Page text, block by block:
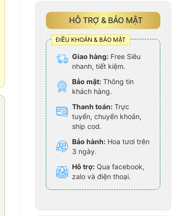
HỖ TRỢ & BẢO MẬT
ĐIỀU KHOẢN & BẢO MẬT
Giao hàng: Free Siêu
nhanh, tiết kiệm.
Bảo mật: Thông tin
khách hàng.
Thanh toán: Trực
tuyến, chuyển khoản,
ship cod.
Bảo hành: Hoa tươi trên
3 ngày.
Hỗ trợ: Qua facebook,
zalo và điện thoại.